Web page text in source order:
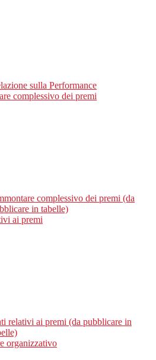
sulla Performance
complessivo dei premi
complessivo dei premi (da
in tabelle)
ai premi
relativi ai premi (da pubblicare in
organizzativo